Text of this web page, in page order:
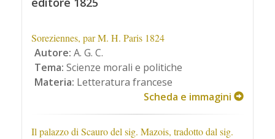
Soreziennes, par M. H. Paris 1824
Autore: A. G. C.
Tema: Scienze morali e politiche
Materia: Letteratura francese
Scheda e immagini
Il palazzo di Scauro del sig. Mazois, tradotto dal sig.